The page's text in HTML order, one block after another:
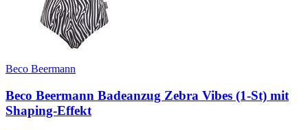
Beco Beermann
Beco Beermann Badeanzug Zebra Vibes (1-St) mit
Shaping-Effekt